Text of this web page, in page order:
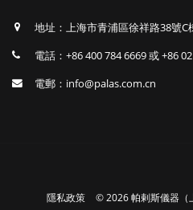
地址：上海市青浦區徐祥路38號C
電話：+86 400 784 6669 或 +86
電郵：info@palas.com.cn
隱私政策 © 2026 帕剌斯儀器（